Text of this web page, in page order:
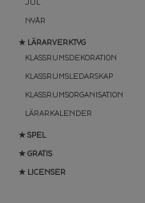
JUL
NYÅR
★ LÄRARVERKTYG
KLASSRUMSDEKORATION
KLASSRUMSLEDARSKAP
KLASSRUMSORGANISATION
LÄRARKALENDER
★ SPEL
★ GRATIS
★ LICENSER